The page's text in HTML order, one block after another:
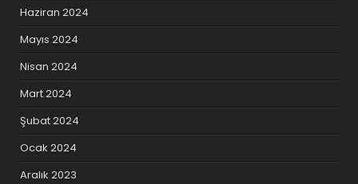
Haziran 2024
Mayıs 2024
Nisan 2024
Mart 2024
Şubat 2024
Ocak 2024
Aralık 2023